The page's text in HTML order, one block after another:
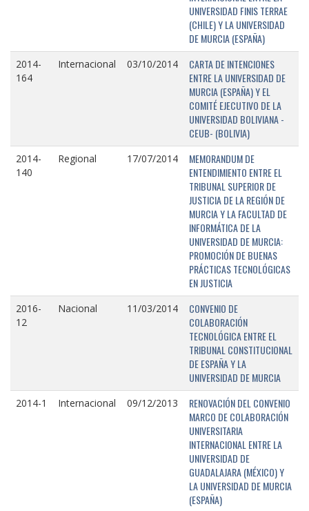
UNIVERSIDAD FINIS TERRAE
(CHILE) Y LA UNIVERSIDAD
DE MURCIA (ESPAÑA)
2014-
164
Internacional 03/10/2014
CARTA DE INTENCIONES
ENTRE LA UNIVERSIDAD DE
MURCIA (ESPAÑA) Y EL
COMITÉ EJECUTIVO DE LA
UNIVERSIDAD BOLIVIANA -
CEUB- (BOLIVIA)
2014-
140
Regional 17/07/2014
MEMORANDUM DE
ENTENDIMIENTO ENTRE EL
TRIBUNAL SUPERIOR DE
JUSTICIA DE LA REGIÓN DE
MURCIA Y LA FACULTAD DE
INFORMÁTICA DE LA
UNIVERSIDAD DE MURCIA:
PROMOCIÓN DE BUENAS
PRÁCTICAS TECNOLÓGICAS
EN JUSTICIA
2016-
12
Nacional 11/03/2014
CONVENIO DE
COLABORACIÓN
TECNOLÓGICA ENTRE EL
TRIBUNAL CONSTITUCIONAL
DE ESPAÑA Y LA
UNIVERSIDAD DE MURCIA
2014-1 Internacional 09/12/2013
RENOVACIÓN DEL CONVENIO
MARCO DE COLABORACIÓN
UNIVERSITARIA
INTERNACIONAL ENTRE LA
UNIVERSIDAD DE
GUADALAJARA (MÉXICO) Y
LA UNIVERSIDAD DE MURCIA
(ESPAÑA)